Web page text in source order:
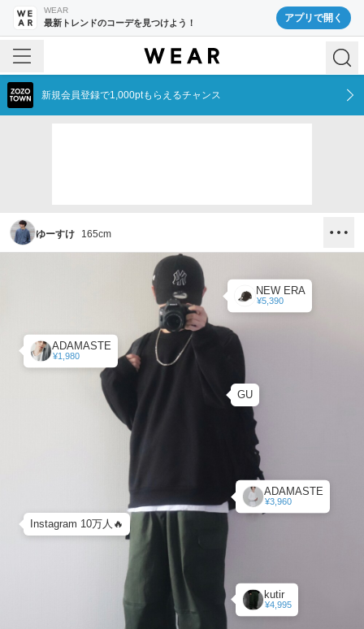
WEAR
最新トレンドのコーデを見つけよう！ アプリで開く
新規会員登録で1,000ptもらえるチャンス
ゆーすけ 165cm
GU
ADAMASTE
¥1,980
NEW ERA
¥5,390
ADAMASTE
¥3,960
kutir
¥4,995
Instagram 10万人🔥